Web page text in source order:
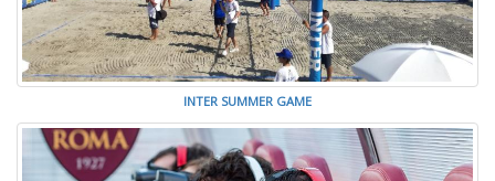
INTER SUMMER GAME